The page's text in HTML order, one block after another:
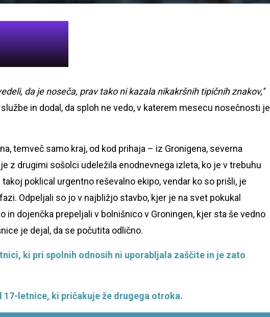
da je noseča, prav tako ni kazala nikakršnih tipičnih znakov,''
in dodal, da sploh ne vedo, v katerem mesecu nosečnosti je
temveč samo kraj, od kod prihaja – iz Gronigena, severna
z drugimi sošolci udeležila enodnevnega izleta, ko je v trebuhu
poklical urgentno reševalno ekipo, vendar ko so prišli, je
Odpeljali so jo v najbližjo stavbo, kjer je na svet pokukal
in dojenčka prepeljali v bolnišnico v Groningen, kjer sta še vedno
je dejal, da se počutita odlično.
ki pri spolnih odnosih ni uporabljala zaščite in je zato
17-letnice, ki pričakuje že drugega otroka.